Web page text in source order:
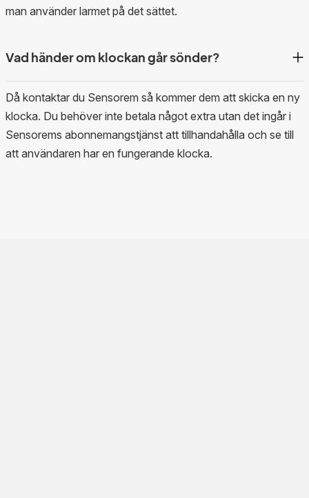
man använder larmet på det sättet.
Vad händer om klockan går sönder?
Då kontaktar du Sensorem så kommer dem att skicka en ny
klocka. Du behöver inte betala något extra utan det ingår i
Sensorems abonnemangstjänst att tillhandahålla och se till
att användaren har en fungerande klocka.